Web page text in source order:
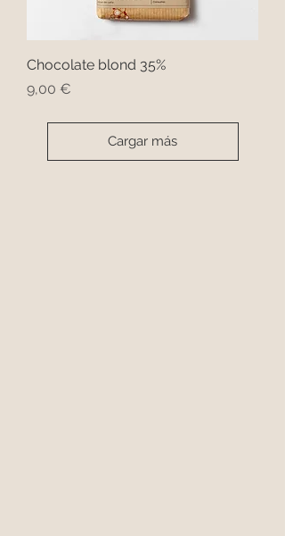
Chocolate blond 35%
Precio
9,00 €
Cargar más